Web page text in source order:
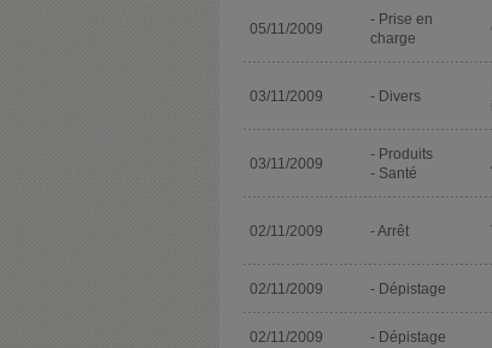
05/11/2009
- Prise en
charge
03/11/2009 - Divers
03/11/2009
- Produits
- Santé
02/11/2009 - Arrêt
02/11/2009 - Dépistage
02/11/2009 - Dépistage